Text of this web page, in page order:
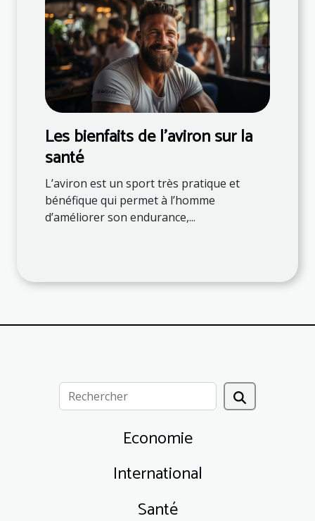
Les bienfaits de l’aviron sur la
santé
L’aviron est un sport très pratique et
bénéfique qui permet à l’homme
d’améliorer son endurance,...
Economie
International
Santé